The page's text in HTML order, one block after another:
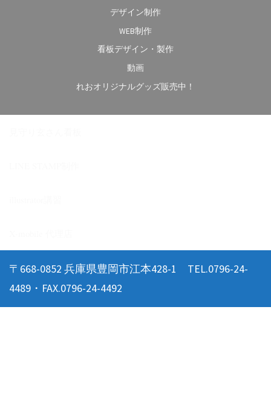
デザイン制作
WEB制作
看板デザイン・製作
動画
れおオリジナルグッズ販売中！
〒668-0852 兵庫県豊岡市江本428-1 TEL.0796-24-
4489・FAX.0796-24-4492